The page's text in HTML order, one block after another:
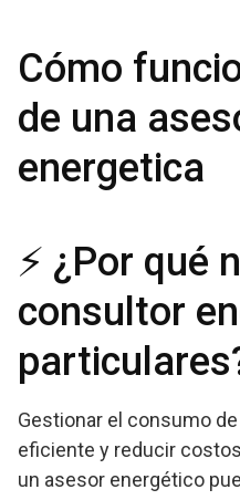
Cómo
de una
energetica
⚡ ¿Por qué
consultor
Gestionar el consumo
eficiente y reducir
un asesor energético